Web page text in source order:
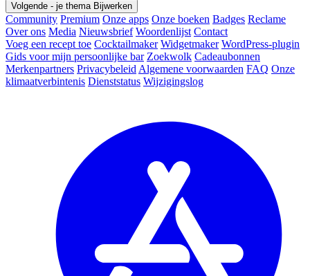
Volgende - je thema Bijwerken
Community Premium Onze apps Onze boeken Badges Reclame
Over ons Media Nieuwsbrief Woordenlijst Contact
Voeg een recept toe Cocktailmaker Widgetmaker WordPress-plugin
Gids voor mijn persoonlijke bar Zoekwolk Cadeaubonnen
Merkenpartners Privacybeleid Algemene voorwaarden FAQ Onze
klimaatverbintenis Dienststatus Wijzigingslog